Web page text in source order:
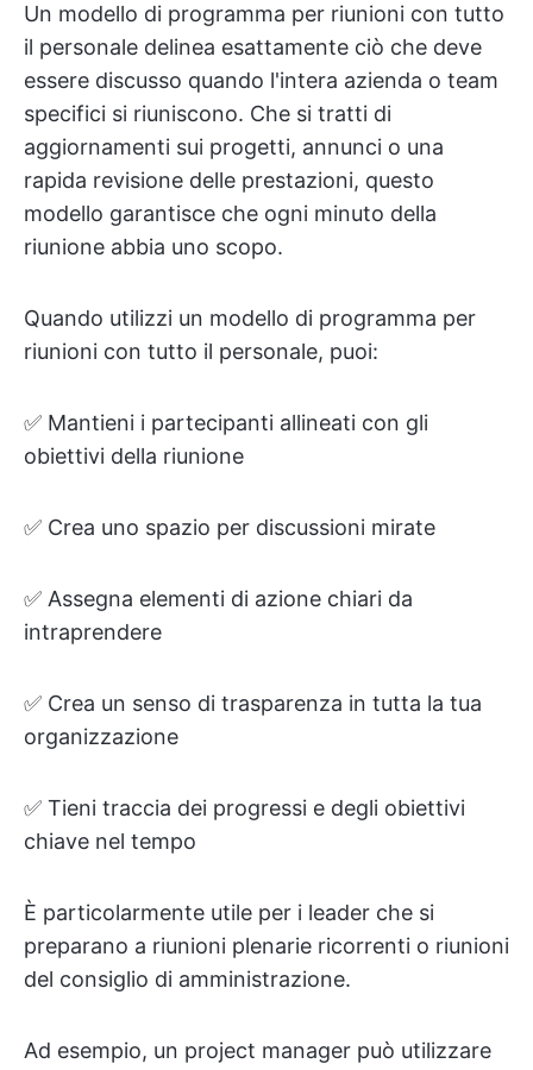
Un modello di programma per riunioni con tutto
il personale delinea esattamente ciò che deve
essere discusso quando l'intera azienda o team
specifici si riuniscono. Che si tratti di
aggiornamenti sui progetti, annunci o una
rapida revisione delle prestazioni, questo
modello garantisce che ogni minuto della
riunione abbia uno scopo.
Quando utilizzi un modello di programma per
riunioni con tutto il personale, puoi:
✅ Mantieni i partecipanti allineati con gli
obiettivi della riunione
✅ Crea uno spazio per discussioni mirate
✅ Assegna elementi di azione chiari da
intraprendere
✅ Crea un senso di trasparenza in tutta la tua
organizzazione
✅ Tieni traccia dei progressi e degli obiettivi
chiave nel tempo
È particolarmente utile per i leader che si
preparano a riunioni plenarie ricorrenti o riunioni
del consiglio di amministrazione.
Ad esempio, un project manager può utilizzare